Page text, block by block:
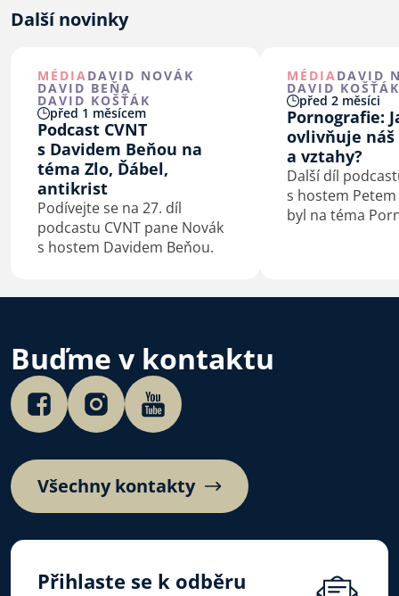
Další novinky
MÉDIADAVID NOVÁK
DAVID BEŇA
DAVID KOŠŤÁK
před 1 měsícem
Podcast CVNT
s Davidem Beňou na
téma Zlo, Ďábel,
antikrist
Podívejte se na 27. díl
podcastu CVNT pane Novák
s hostem Davidem Beňou.
MÉDIADAVID
DAVID KOŠŤÁK
před 2 měsíci
Pornografie:
ovlivňuje náš
a vztahy?
Další díl
s hostem
byl na téma
Buďme v kontaktu
Všechny kontakty
Přihlaste se k odběru